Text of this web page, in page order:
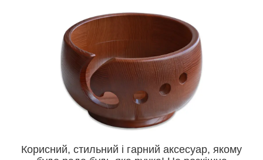
Корисний, стильний і гарний аксесуар, якому